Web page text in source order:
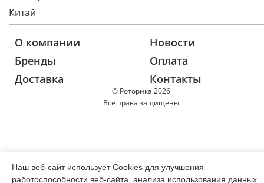
Китай
© Роторика 2026
Все права защищены
О компании
Новости
Бренды
Оплата
Доставка
Контакты
Наш веб-сайт использует Cookies для улучшения
работоспособности веб-сайта, анализа использования данных